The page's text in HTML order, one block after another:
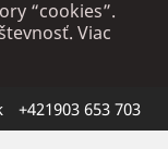
“cookies”.
Viac
+421903 653 703